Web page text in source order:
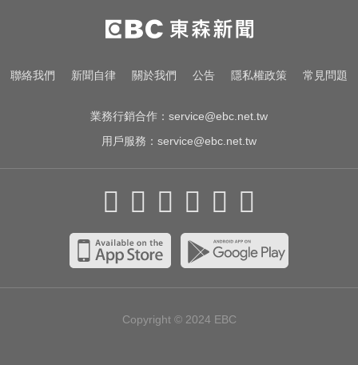
MLB／大谷10局致勝安當救世主！
道奇險勝響尾蛇終止7連敗
那斯達克啟動「全球交易時間」 美
聯絡我們 新聞自律 關於我們 公告 隱私權政策 常見問題
業務行銷合作： service@ebc.net.tw
用戶服務： service@ebc.net.tw
Copyright © 2024 EBC